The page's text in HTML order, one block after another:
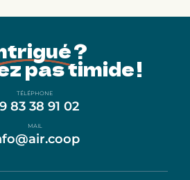
?
pas timide !
TÉLÉPHONE
83 38 91 02
MAIL